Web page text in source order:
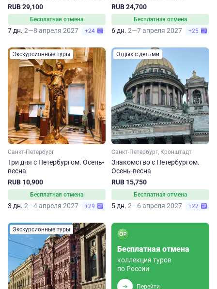
Осень-весна
RUB 29,100
Бесплатная отмена
7 дн. 2—8 апреля 2027 +24
RUB 24,700
Бесплатная отмена
6 дн. 2—7 апреля 2027 +25
Экскурсионные туры
Санкт-Петербург
Три дня с Петербургом. Осень-
весна
RUB 10,900
Бесплатная отмена
3 дн. 2—4 апреля 2027 +29
Отдых с детьми
Санкт-Петербург, Кронштадт
Знакомство с Петербургом.
Осень-весна
RUB 15,750
Бесплатная отмена
5 дн. 2—6 апреля 2027 +22
Экскурсионные туры
Бесплатная отмена
коллекция туров
по России
Перейти